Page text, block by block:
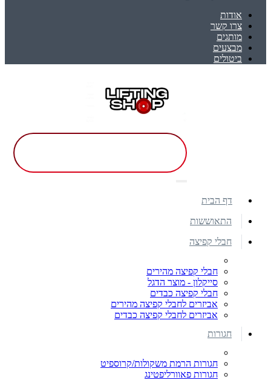
אודות
צרו קשר
מותגים
מבצעים
ביטולים
דף הבית
התאוששות
חבלי קפיצה
חבלי קפיצה מהירים
סייקלון - מוצר הדגל
חבלי קפיצה כבדים
אביזרים לחבלי קפיצה מהירים
אביזרים לחבלי קפיצה כבדים
חגורות
חגורות הרמת משקולות/קרוספיט
חגורות פאוורליפטינג